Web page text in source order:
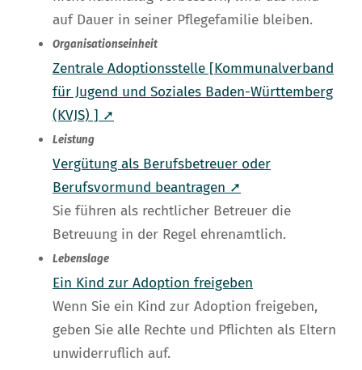
auf Dauer in seiner Pflegefamilie bleiben.
Organisationseinheit
Zentrale Adoptionsstelle [Kommunalverband
für Jugend und Soziales Baden-Württemberg
(KVJS) ] ➚
Leistung
Vergütung als Berufsbetreuer oder
Berufsvormund beantragen ➚
Sie führen als rechtlicher Betreuer die
Betreuung in der Regel ehrenamtlich.
Lebenslage
Ein Kind zur Adoption freigeben
Wenn Sie ein Kind zur Adoption freigeben,
geben Sie alle Rechte und Pflichten als Eltern
unwiderruflich auf.